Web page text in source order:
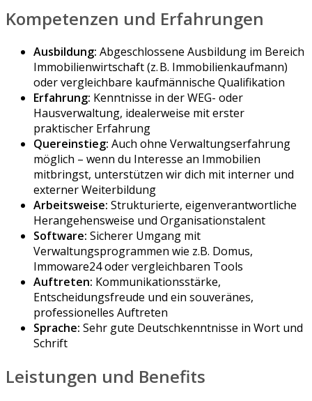
Kompetenzen und Erfahrungen
Ausbildung: Abgeschlossene Ausbildung im Bereich
Immobilienwirtschaft (z. B. Immobilienkaufmann)
oder vergleichbare kaufmännische Qualifikation
Erfahrung: Kenntnisse in der WEG- oder
Hausverwaltung, idealerweise mit erster
praktischer Erfahrung
Quereinstieg: Auch ohne Verwaltungserfahrung
möglich – wenn du Interesse an Immobilien
mitbringst, unterstützen wir dich mit interner und
externer Weiterbildung
Arbeitsweise: Strukturierte, eigenverantwortliche
Herangehensweise und Organisationstalent
Software: Sicherer Umgang mit
Verwaltungsprogrammen wie z.B. Domus,
Immoware24 oder vergleichbaren Tools
Auftreten: Kommunikationsstärke,
Entscheidungsfreude und ein souveränes,
professionelles Auftreten
Sprache: Sehr gute Deutschkenntnisse in Wort und
Schrift
Leistungen und Benefits